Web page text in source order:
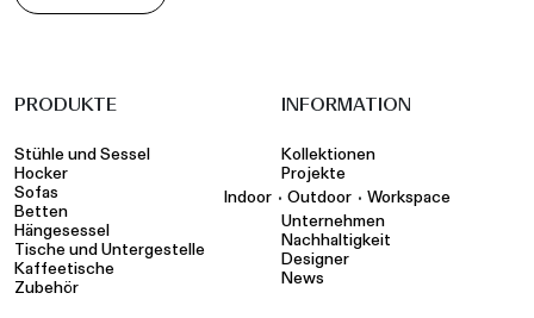
PRODUKTE
Stühle und Sessel
Hocker
Sofas
Betten
Hängesessel
Tische und Untergestelle
Kaffeetische
Zubehör
INFORMATION
Kollektionen
Projekte
Indoor • Outdoor • Workspace
Unternehmen
Nachhaltigkeit
Designer
News